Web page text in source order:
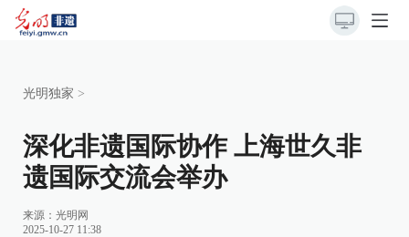
光明独家 >
深化非遗国际协作 上海世久非
遗国际交流会举办
来源： 光明网
2025-10-27 11:38